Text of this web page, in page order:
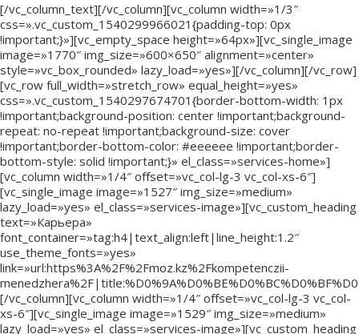
[/vc_column_text][/vc_column][vc_column width=»1/3″
css=».vc_custom_1540299966021{padding-top: 0px
!important;}»][vc_empty_space height=»64px»][vc_single_image
image=»1770″ img_size=»600×650″ alignment=»center»
style=»vc_box_rounded» lazy_load=»yes»][/vc_column][/vc_row]
[vc_row full_width=»stretch_row» equal_height=»yes»
css=».vc_custom_1540297674701{border-bottom-width: 1px
!important;background-position: center !important;background-
repeat: no-repeat !important;background-size: cover
!important;border-bottom-color: #eeeeee !important;border-
bottom-style: solid !important;}» el_class=»services-home»]
[vc_column width=»1/4″ offset=»vc_col-lg-3 vc_col-xs-6″]
[vc_single_image image=»1527″ img_size=»medium»
lazy_load=»yes» el_class=»services-image»][vc_custom_heading
text=»Карьера»
font_container=»tag:h4|text_align:left|line_height:1.2″
use_theme_fonts=»yes»
link=»url:https%3A%2F%2Fmoz.kz%2Fkompetenczii-
[/vc_column][vc_column width=»1/4″ offset=»vc_col-lg-3 vc_col-
xs-6″][vc_single_image image=»1529″ img_size=»medium»
lazy_load=»yes» el_class=»services-image»][vc_custom_heading